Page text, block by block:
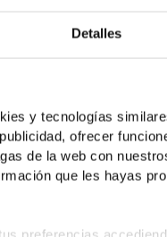
Detalles
y tecnologías
ofrecer
de la web con
que les hayas